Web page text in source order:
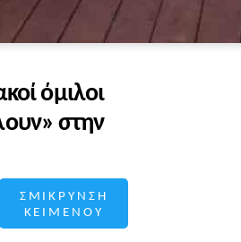
όμιλοι
στην
ΣΜΙΚΡΥΝΣΗ
ΚΕΙΜΕΝΟΥ